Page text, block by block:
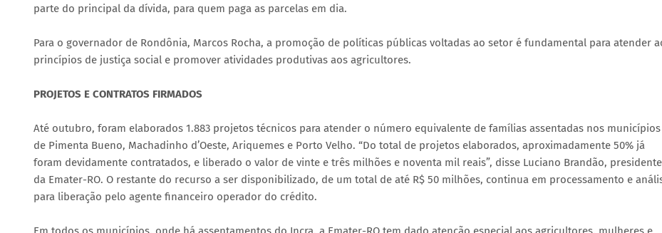
parte do principal da dívida, para quem paga as parcelas em dia.
Para o governador de Rondônia, Marcos Rocha, a promoção de políticas públicas voltadas ao setor é fundamental para atender
princípios de justiça social e promover atividades produtivas aos agricultores.
PROJETOS E CONTRATOS FIRMADOS
Até outubro, foram elaborados 1.883 projetos técnicos para atender o número equivalente de famílias assentadas nos municípios
de Pimenta Bueno, Machadinho d’Oeste, Ariquemes e Porto Velho. “Do total de projetos elaborados, aproximadamente 50% já
foram devidamente contratados, e liberado o valor de vinte e três milhões e noventa mil reais”, disse Luciano Brandão, presidente
da Emater-RO. O restante do recurso a ser disponibilizado, de um total de até R$ 50 milhões, continua em processamento e
para liberação pelo agente financeiro operador do crédito.